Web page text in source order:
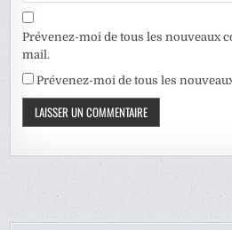
Prévenez-moi de tous les nouveaux
mail.
Prévenez-moi de tous les